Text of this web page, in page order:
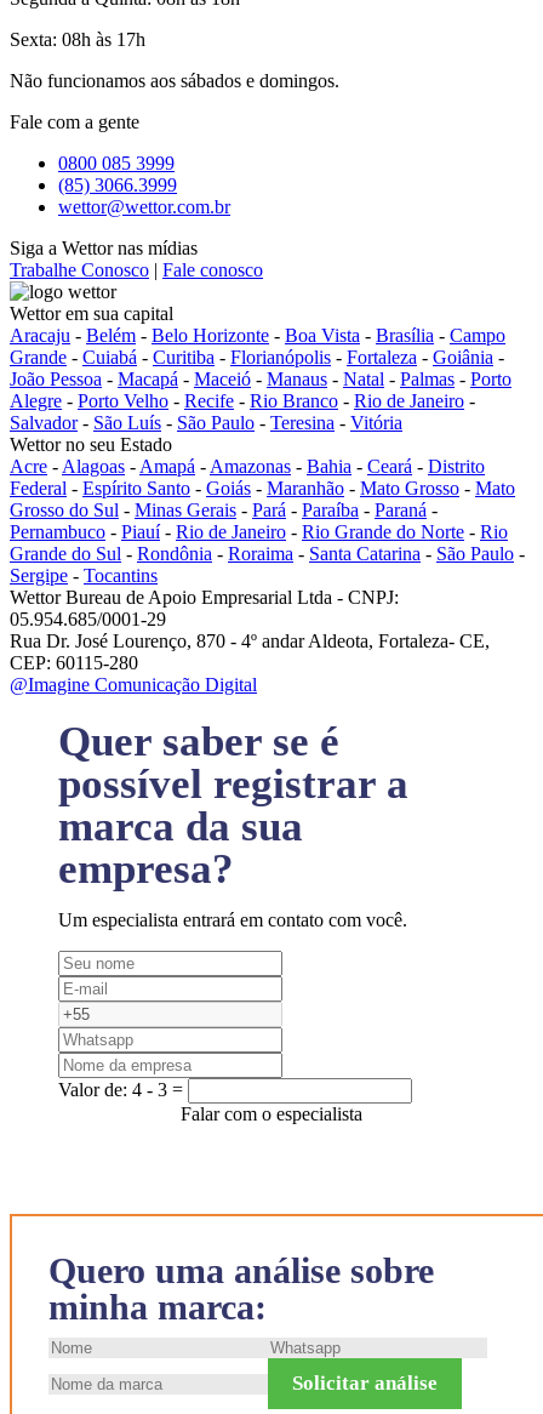
Quero uma análise sobre
minha marca:
Solicitar análise
Sexta: 08h às 17h
Não funcionamos aos sábados e domingos.
Fale com a gente
0800 085 3999
(85) 3066.3999
wettor@wettor.com.br
Siga a Wettor nas mídias
Trabalhe Conosco | Fale conosco
Wettor em sua capital
Aracaju - Belém - Belo Horizonte - Boa Vista - Brasília - Campo
Grande - Cuiabá - Curitiba - Florianópolis - Fortaleza - Goiânia -
João Pessoa - Macapá - Maceió - Manaus - Natal - Palmas - Porto
Alegre - Porto Velho - Recife - Rio Branco - Rio de Janeiro -
Salvador- São Luís - São Paulo - Teresina - Vitória
Wettor no seu Estado
Acre - Alagoas - Amapá - Amazonas - Bahia - Ceará - Distrito
Federal - Espírito Santo - Goiás - Maranhão - Mato Grosso - Mato
Grosso do Sul - Minas Gerais - Pará - Paraíba - Paraná -
Pernambuco - Piauí- Rio de Janeiro - Rio Grande do Norte - Rio
Grande do Sul - Rondônia - Roraima - Santa Catarina - São Paulo -
Sergipe - Tocantins
Wettor Bureau de Apoio Empresarial Ltda - CNPJ:
05.954.685/0001-29
Rua Dr. José Lourenço, 870 - 4º andar Aldeota, Fortaleza- CE,
CEP: 60115-280
@Imagine Comunicação Digital
Quer saber se é
possível registrar a
marca da sua
empresa?
Um especialista entrará em contato com você.
Valor de: 4 - 3 =
Falar com o especialista